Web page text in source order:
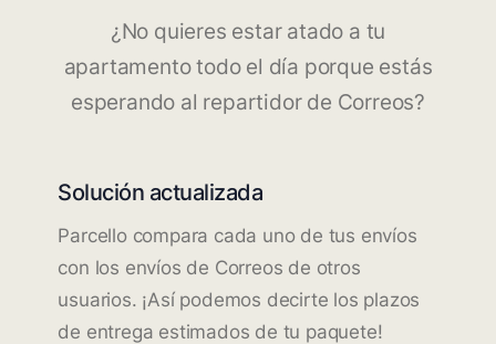
¿No quieres estar atado a tu
apartamento todo el día porque estás
esperando al repartidor de Correos?
Solución actualizada
Parcello compara cada uno de tus envíos
con los envíos de Correos de otros
usuarios. ¡Así podemos decirte los plazos
de entrega estimados de tu paquete!